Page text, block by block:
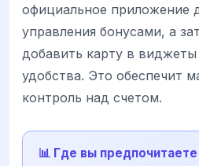
официальное приложение
управления бонусами, а
добавить карту в
удобства. Это обеспечит
контроль над счетом.
📊 Где вы